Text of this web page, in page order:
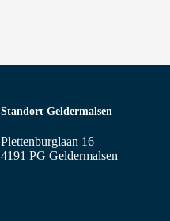
Standort Geldermalsen
Plettenburglaan 16
4191 PG Geldermalsen